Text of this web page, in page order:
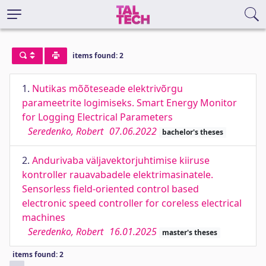
items found: 2
1. Nutikas mõõteseade elektrivõrgu
parameetrite logimiseks. Smart Energy Monitor
for Logging Electrical Parameters
Seredenko, Robert 07.06.2022 bachelor's theses
2. Andurivaba väljavektorjuhtimise kiiruse
kontroller rauavabadele elektrimasinatele.
Sensorless field-oriented control based
electronic speed controller for coreless electrical
machines
Seredenko, Robert 16.01.2025 master's theses
items found: 2